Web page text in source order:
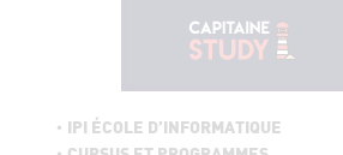
IPI ÉCOLE D’INFORMATIQUE